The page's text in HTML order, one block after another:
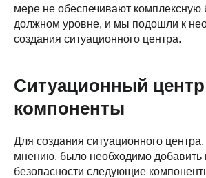
мере не обеспечивают комплексную
должном уровне, и мы подошли к
создания ситуационного центра.
Ситуационный центр
компоненты
Для создания ситуационного
мнению, было необходимо добавить
безопасности следующие